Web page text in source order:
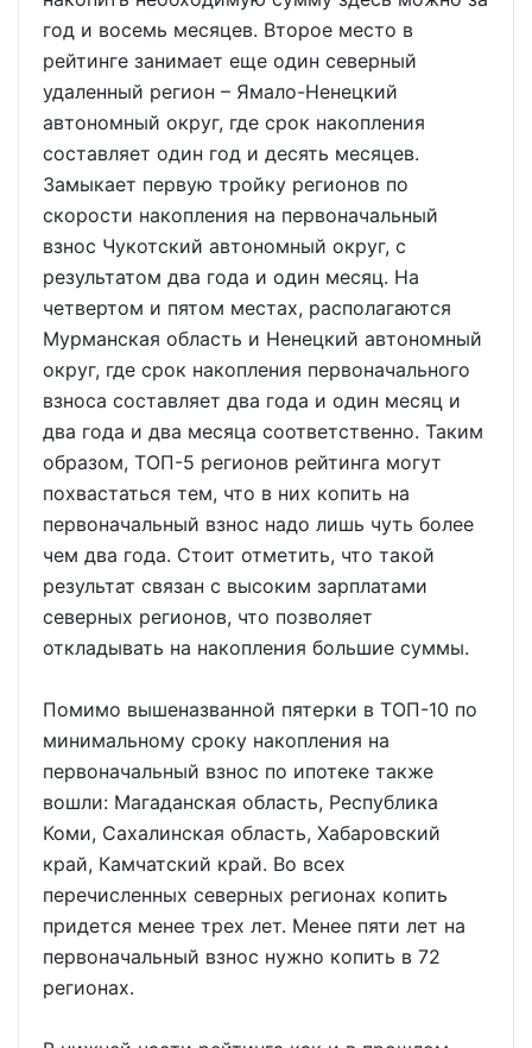
год и восемь месяцев. Второе место в
рейтинге занимает еще один северный
удаленный регион – Ямало-Ненецкий
автономный округ, где срок накопления
составляет один год и десять месяцев.
Замыкает первую тройку регионов по
скорости накопления на первоначальный
взнос Чукотский автономный округ, с
результатом два года и один месяц. На
четвертом и пятом местах, располагаются
Мурманская область и Ненецкий автономный
округ, где срок накопления первоначального
взноса составляет два года и один месяц и
два года и два месяца соответственно. Таким
образом, ТОП-5 регионов рейтинга могут
похвастаться тем, что в них копить на
первоначальный взнос надо лишь чуть более
чем два года. Стоит отметить, что такой
результат связан с высоким зарплатами
северных регионов, что позволяет
откладывать на накопления большие суммы.
Помимо вышеназванной пятерки в ТОП-10 по
минимальному сроку накопления на
первоначальный взнос по ипотеке также
вошли: Магаданская область, Республика
Коми, Сахалинская область, Хабаровский
край, Камчатский край. Во всех
перечисленных северных регионах копить
придется менее трех лет. Менее пяти лет на
первоначальный взнос нужно копить в 72
регионах.